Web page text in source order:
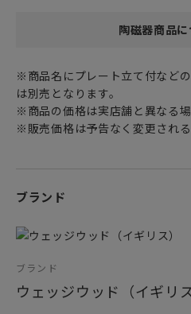
特別な記念日に心を込めた上品
※プラチナ彩・金彩を使用してお
はご使用いただけません。
お箱になります。
陶磁器商品
※商品名にプレート立て付など
は別売となります。
※商品の価格は実店舗と異なる場
※販売価格は予告なく変更される
ブランド
ブランド
ウェッジウッド（イギリス